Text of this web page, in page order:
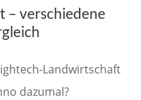
– verschiedene
Landwirtschaft
dazumal?